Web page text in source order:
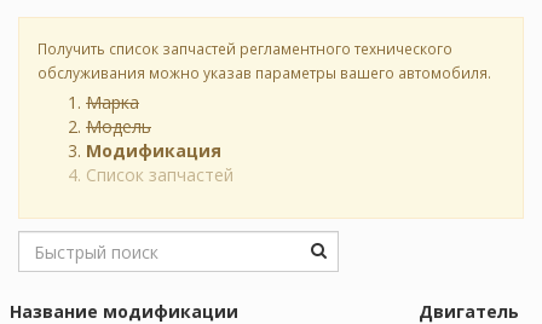
Получить список запчастей регламентного технического
обслуживания можно указав параметры вашего автомобиля.
Марка
Модель
Модификация
Список запчастей
Название модификации
Двигатель